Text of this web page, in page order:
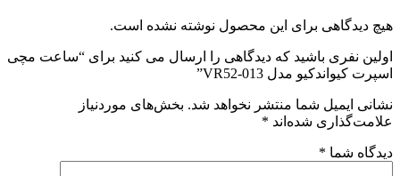
هیچ دیدگاهی برای این محصول نوشته نشده است.
اولین نفری باشید که دیدگاهی را ارسال می کنید برای “ساعت مچی
اسپرت کیواندکیو مدل VR52-013”
نشانی ایمیل شما منتشر نخواهد شد. بخش‌های موردنیاز
علامت‌گذاری شده‌اند *
دیدگاه شما *